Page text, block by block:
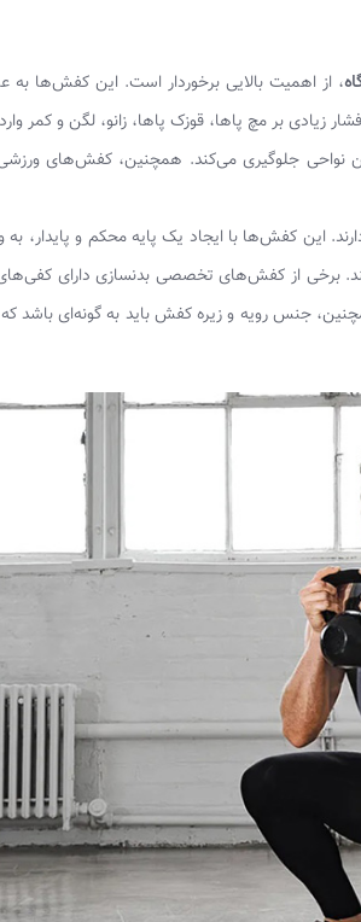
، از اهمیت بالایی برخوردار است. این کفش‌ها به
بر مچ پاها، قوزک پاها، زانو، لگن و کمر
نواحی جلوگیری می‌کند. همچنین، کفش‌های
این کفش‌ها با ایجاد یک پایه محکم و پایدار، به
برخی از کفش‌های تخصصی بدنسازی دارای
جنس رویه و زیره کفش باید به گونه‌ای باشد